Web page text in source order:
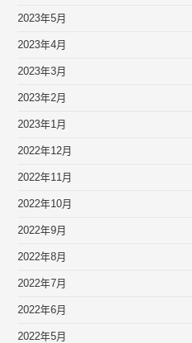
2023年5月
2023年4月
2023年3月
2023年2月
2023年1月
2022年12月
2022年11月
2022年10月
2022年9月
2022年8月
2022年7月
2022年6月
2022年5月